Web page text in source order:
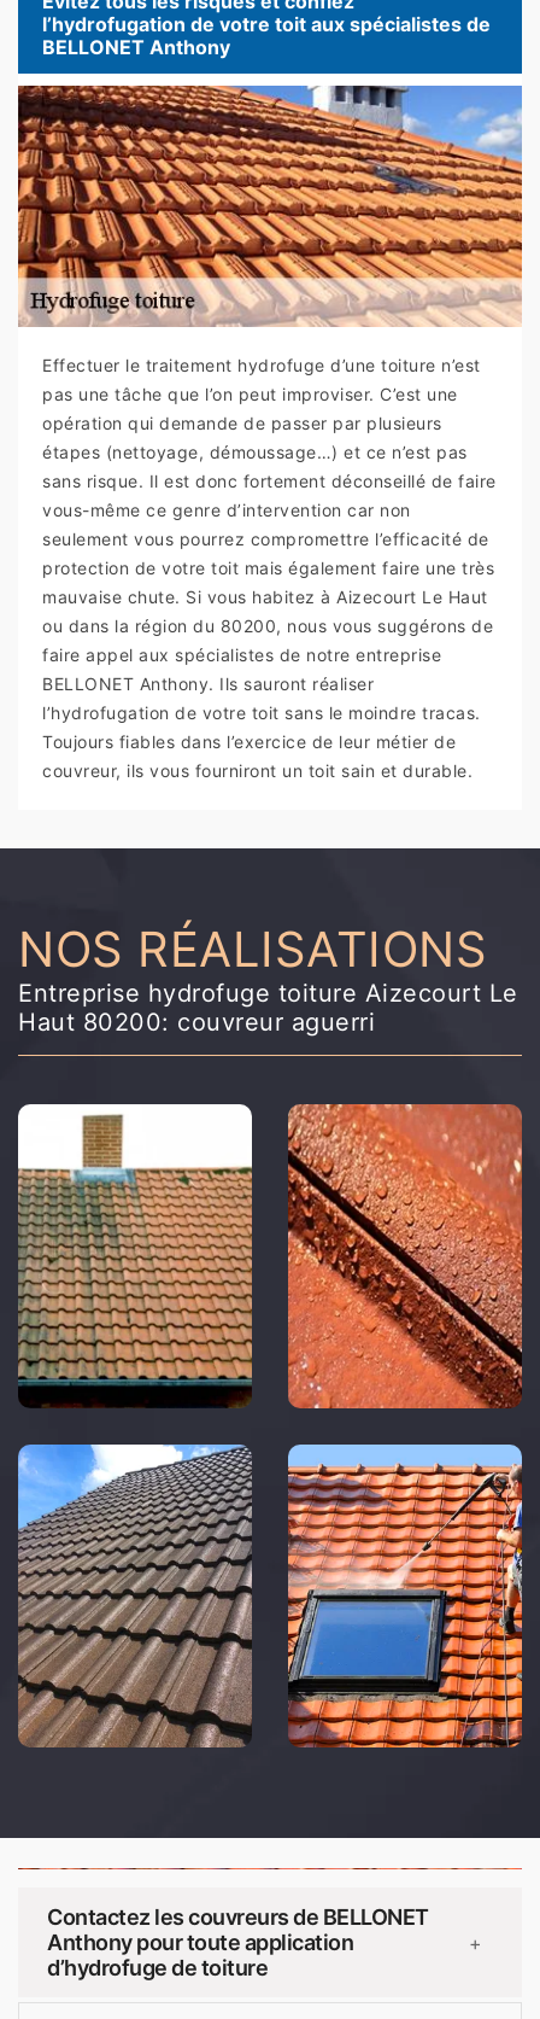
l’hydrofugation de votre toit aux spécialistes de
BELLONET Anthony
Effectuer le traitement hydrofuge d’une toiture n’est
pas une tâche que l’on peut improviser. C’est une
opération qui demande de passer par plusieurs
étapes (nettoyage, démoussage…) et ce n’est pas
sans risque. Il est donc fortement déconseillé de faire
vous-même ce genre d’intervention car non
seulement vous pourrez compromettre l’efficacité de
protection de votre toit mais également faire une très
mauvaise chute. Si vous habitez à Aizecourt Le Haut
ou dans la région du 80200, nous vous suggérons de
faire appel aux spécialistes de notre entreprise
BELLONET Anthony. Ils sauront réaliser
l’hydrofugation de votre toit sans le moindre tracas.
Toujours fiables dans l’exercice de leur métier de
couvreur, ils vous fourniront un toit sain et durable.
NOS RÉALISATIONS
Entreprise hydrofuge toiture Aizecourt Le
Haut 80200: couvreur aguerri
Contactez les couvreurs de BELLONET
Anthony pour toute application
d’hydrofuge de toiture
+